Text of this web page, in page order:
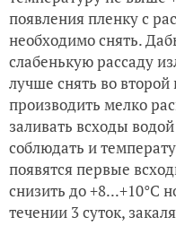
появления пленку с
необходимо снять.
слабенькую рассаду
лучше снять во
производить мелко
заливать всходы
соблюдать и
появятся первые
снизить до +8...+10°С
течении 3 суток,